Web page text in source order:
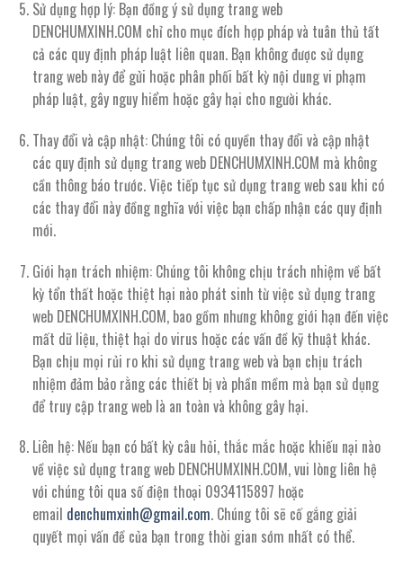
Sử dụng hợp lý: Bạn đồng ý sử dụng trang web
DENCHUMXINH.COM chỉ cho mục đích hợp pháp và tuân thủ tất
cả các quy định pháp luật liên quan. Bạn không được sử dụng
trang web này để gửi hoặc phân phối bất kỳ nội dung vi phạm
pháp luật, gây nguy hiểm hoặc gây hại cho người khác.
Thay đổi và cập nhật: Chúng tôi có quyền thay đổi và cập nhật
các quy định sử dụng trang web DENCHUMXINH.COM mà không
cần thông báo trước. Việc tiếp tục sử dụng trang web sau khi có
các thay đổi này đồng nghĩa với việc bạn chấp nhận các quy định
mới.
Giới hạn trách nhiệm: Chúng tôi không chịu trách nhiệm về bất
kỳ tổn thất hoặc thiệt hại nào phát sinh từ việc sử dụng trang
web DENCHUMXINH.COM, bao gồm nhưng không giới hạn đến việc
mất dữ liệu, thiệt hại do virus hoặc các vấn đề kỹ thuật khác.
Bạn chịu mọi rủi ro khi sử dụng trang web và bạn chịu trách
nhiệm đảm bảo rằng các thiết bị và phần mềm mà bạn sử dụng
để truy cập trang web là an toàn và không gây hại.
Liên hệ: Nếu bạn có bất kỳ câu hỏi, thắc mắc hoặc khiếu nại nào
về việc sử dụng trang web DENCHUMXINH.COM, vui lòng liên hệ
với chúng tôi qua số điện thoại 0934115897 hoặc
email denchumxinh@gmail.com. Chúng tôi sẽ cố gắng giải
quyết mọi vấn đề của bạn trong thời gian sớm nhất có thể.